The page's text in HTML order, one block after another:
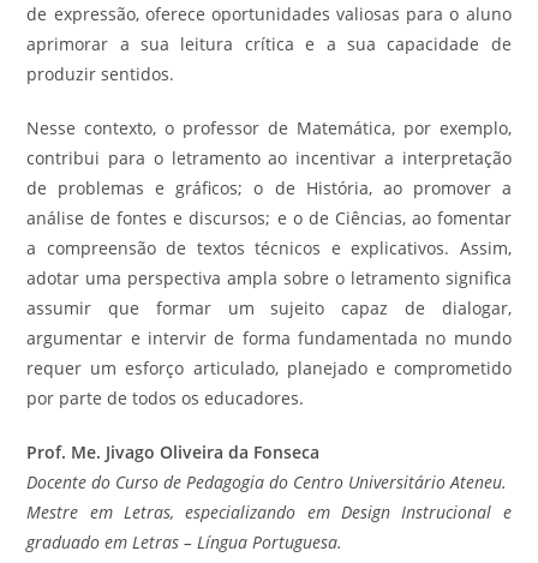
de expressão, oferece oportunidades valiosas para o aluno
aprimorar a sua leitura crítica e a sua capacidade de
produzir sentidos.
Nesse contexto, o professor de Matemática, por exemplo,
contribui para o letramento ao incentivar a interpretação
de problemas e gráficos; o de História, ao promover a
análise de fontes e discursos; e o de Ciências, ao fomentar
a compreensão de textos técnicos e explicativos. Assim,
adotar uma perspectiva ampla sobre o letramento significa
assumir que formar um sujeito capaz de dialogar,
argumentar e intervir de forma fundamentada no mundo
requer um esforço articulado, planejado e comprometido
por parte de todos os educadores.
Prof. Me. Jivago Oliveira da Fonseca
Docente do Curso de Pedagogia do Centro Universitário Ateneu.
Mestre em Letras, especializando em Design Instrucional e
graduado em Letras – Língua Portuguesa.